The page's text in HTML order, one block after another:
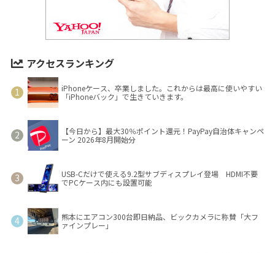
アクセスランキング
iPhoneケース、卒業しました。これからは最高に使いやすい
「iPhoneバック」で生きていきます。
【今日から】最大30％ポイント還元！PayPay自治体キャンペ
ーン 2026年8月開始分
USB-Cだけで使える9.2型サブディスプレイ登場 HDMI不要
でPCケース内にも設置可能
熊本にエアコン300台即日納品、ビックカメラに称賛「大フ
ァインプレー」